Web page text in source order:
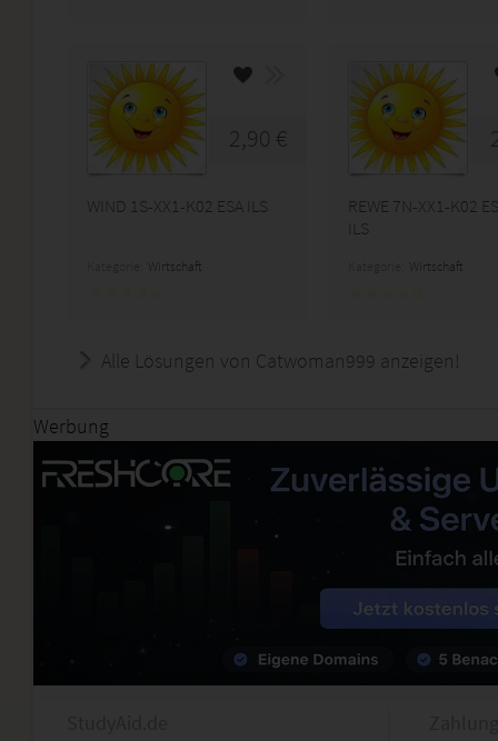
2,90 €
WIND 1S-XX1-K02 ESA ILS
Wirtschaft
REWE 7N-XX1-K02
ILS
Wirtschaft
Alle Lösungen von Catwoman999 anzeigen!
Werbung